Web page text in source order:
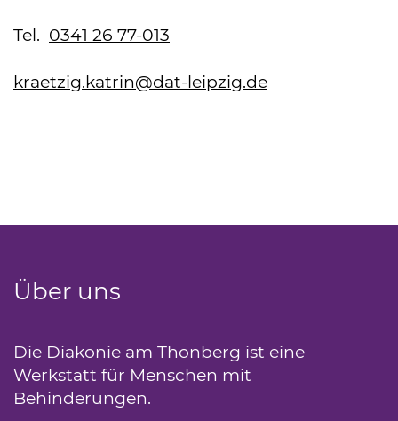
Tel. 0341 26 77-013
kraetzig.katrin@dat-leipzig.de
Über uns
Die Diakonie am Thonberg ist eine
Werkstatt für Menschen mit
Behinderungen.